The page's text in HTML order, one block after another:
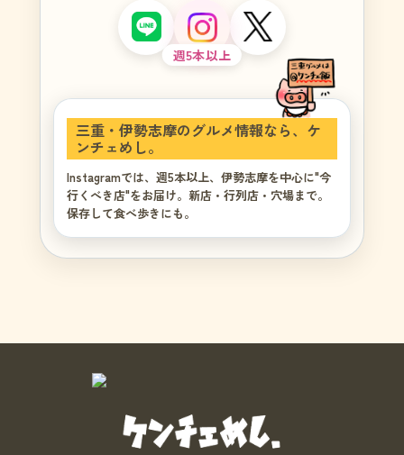
週5本以上
三重・伊勢志摩のグルメ情報なら、ケ
ンチェめし。
Instagramでは、週5本以上、伊勢志摩を中心に"今
行くべき店"をお届け。新店・行列店・穴場まで。
保存して食べ歩きにも。